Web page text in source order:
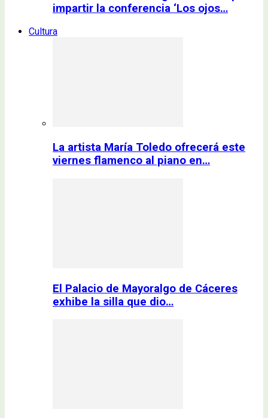
impartir la conferencia ‘Los ojos…
Cultura
La artista María Toledo ofrecerá este
viernes flamenco al piano en…
El Palacio de Mayoralgo de Cáceres
exhibe la silla que dio…